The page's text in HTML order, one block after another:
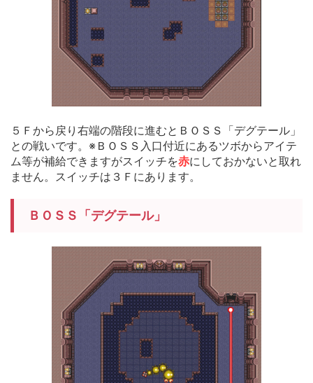
５Ｆから戻り右端の階段に進むとＢＯＳＳ「デグテール」
との戦いです。※ＢＯＳＳ入口付近にあるツボからアイテ
ム等が補給できますがスイッチを赤にしておかないと取れ
ません。スイッチは３Ｆにあります。
ＢＯＳＳ「デグテール」